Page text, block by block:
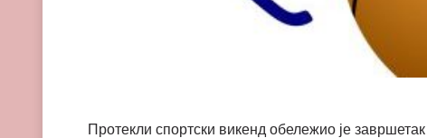
Протекли спортски викенд обележио је